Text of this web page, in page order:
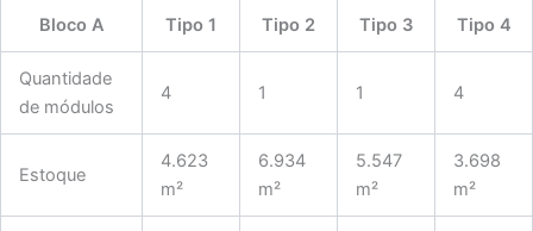
Bloco A
Tipo 1 Tipo 2 Tipo 3 Tipo 4
Quantidade
de módulos
4 1 1 4
Estoque
4.623
m²
6.934
m²
5.547
m²
3.698
m²